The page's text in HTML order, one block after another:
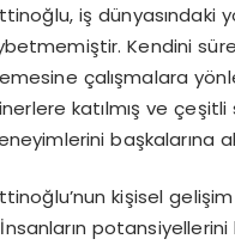
iş dünyasındaki
Kendini
çalışmalara
katılmış ve
başkalarına
kişisel gelişim